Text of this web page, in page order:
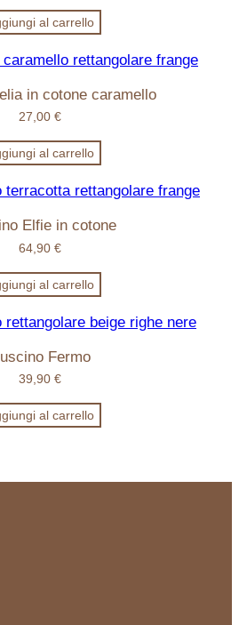
al carrello
in cotone caramello
27,00 €
al carrello
Elfie in cotone
64,90 €
al carrello
Fermo
39,90 €
al carrello